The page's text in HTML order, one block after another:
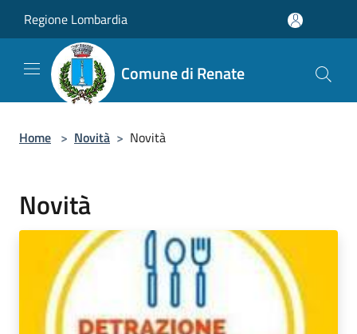
Regione Lombardia
Comune di Renate
Home > Novità > Novità
Novità